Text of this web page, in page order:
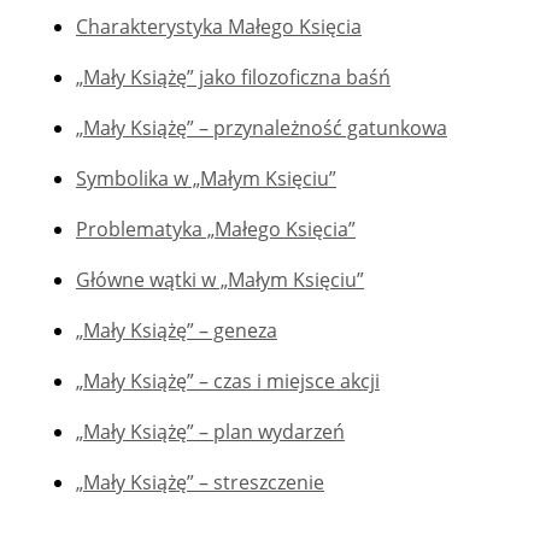
Charakterystyka Małego Księcia
„Mały Książę” jako filozoficzna baśń
„Mały Książę” – przynależność gatunkowa
Symbolika w „Małym Księciu”
Problematyka „Małego Księcia”
Główne wątki w „Małym Księciu”
„Mały Książę” – geneza
„Mały Książę” – czas i miejsce akcji
„Mały Książę” – plan wydarzeń
„Mały Książę” – streszczenie